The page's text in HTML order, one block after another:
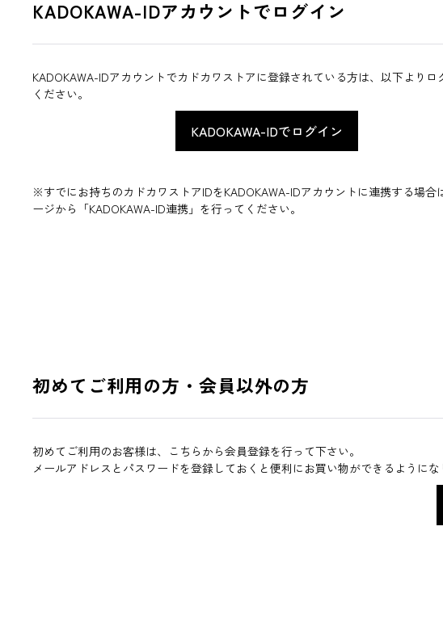
KADOKAWA-IDアカウントでログイン
KADOKAWA-IDアカウントでカドカワストアに登録されている方は、以下よりロ
ください。
※すでにお持ちのカドカワストアIDをKADOKAWA-IDアカウントに連携する場合
ージから「KADOKAWA-ID連携」を行ってください。
初めてご利用の方・会員以外の方
初めてご利用のお客様は、こちらから会員登録を行って下さい。
メールアドレスとパスワードを登録しておくと便利にお買い物ができるようにな